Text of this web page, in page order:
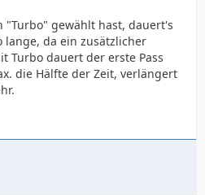
gewählt hast, dauert's
da ein zusätzlicher
Turbo dauert der erste Pass
die Hälfte der Zeit, verlängert